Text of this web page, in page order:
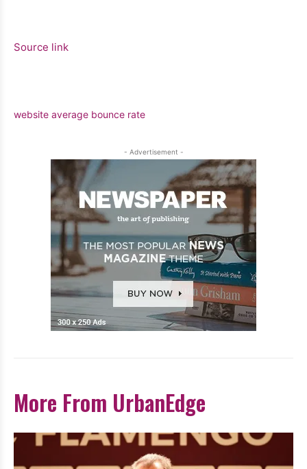
Source link
website average bounce rate
- Advertisement -
More From UrbanEdge